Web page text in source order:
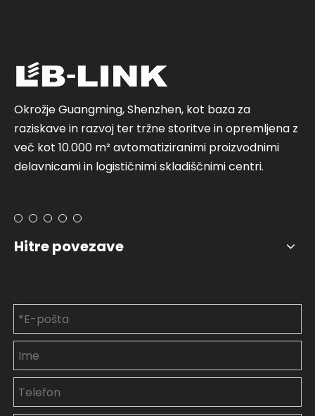
Okrožje Guangming, Shenzhen, kot baza za
raziskave in razvoj ter tržne storitve in opremljena z
več kot 10.000 m² avtomatiziranimi proizvodnimi
delavnicami in logističnimi skladiščnimi centri.
Hitre povezave